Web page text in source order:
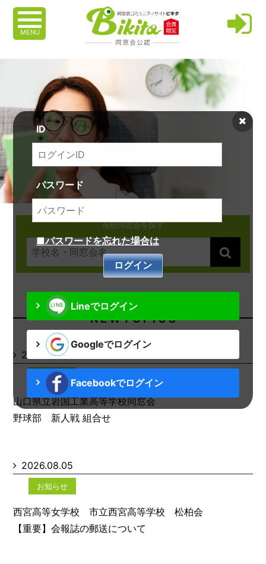
MENU
ID
パスワード
■パスワードを忘れた場合は
Lineでログイン
Googleでログイン
Facebookでログイン
母校同窓会を探す
N E W T O P I C S
2026.08.05
お知らせ
山口県立岩国工業高等学校同窓会
野球部 新人戦 組合せ
2026.08.05
お知らせ
西宮高等女学校 市立西宮高等学校 松柏会
【重要】会報誌の郵送について